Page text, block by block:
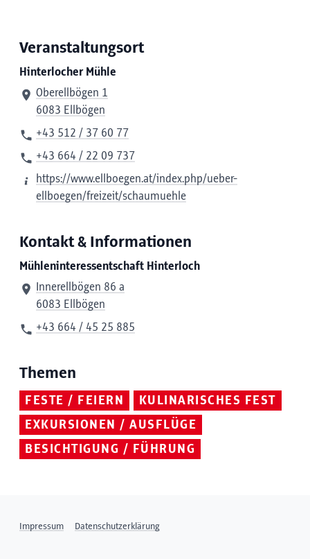
Veranstaltungsort
Hinterlocher Mühle
Oberellbögen 1
6083 Ellbögen
+43 512 / 37 60 77
+43 664 / 22 09 737
https://www.ellboegen.at/index.php/ueber-
ellboegen/freizeit/schaumuehle
Kontakt & Informationen
Mühleninteressentschaft Hinterloch
Innerellbögen 86 a
6083 Ellbögen
+43 664 / 45 25 885
Themen
FESTE / FEIERN
KULINARISCHES FEST
EXKURSIONEN / AUSFLÜGE
BESICHTIGUNG / FÜHRUNG
Impressum Datenschutzerklärung